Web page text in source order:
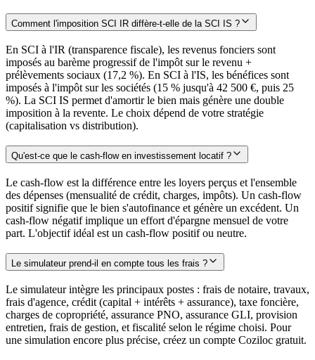
Comment l'imposition SCI IR diffère-t-elle de la SCI IS ?
En SCI à l'IR (transparence fiscale), les revenus fonciers sont
imposés au barème progressif de l'impôt sur le revenu +
prélèvements sociaux (17,2 %). En SCI à l'IS, les bénéfices sont
imposés à l'impôt sur les sociétés (15 % jusqu'à 42 500 €, puis 25
%). La SCI IS permet d'amortir le bien mais génère une double
imposition à la revente. Le choix dépend de votre stratégie
(capitalisation vs distribution).
Qu'est-ce que le cash-flow en investissement locatif ?
Le cash-flow est la différence entre les loyers perçus et l'ensemble
des dépenses (mensualité de crédit, charges, impôts). Un cash-flow
positif signifie que le bien s'autofinance et génère un excédent. Un
cash-flow négatif implique un effort d'épargne mensuel de votre
part. L'objectif idéal est un cash-flow positif ou neutre.
Le simulateur prend-il en compte tous les frais ?
Le simulateur intègre les principaux postes : frais de notaire, travaux,
frais d'agence, crédit (capital + intérêts + assurance), taxe foncière,
charges de copropriété, assurance PNO, assurance GLI, provision
entretien, frais de gestion, et fiscalité selon le régime choisi. Pour
une simulation encore plus précise, créez un compte Coziloc gratuit.